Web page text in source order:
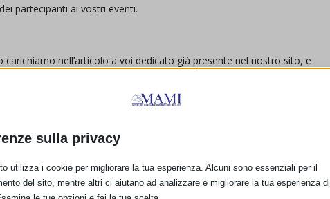
partecipanti ai vostri eventi.
nell’articolo a voi dedicato già presente nel nostro sito, e
e ve lo inviamo via mail (vedi fac-simile qui sopra)
la programmazione nei dettagli ed infine la realizzazione delle
le modalità che più vi hanno permesso di centrare il bersaglio,
potuto migliorare, permetterà al MAMI e a tutte le realtà
sulla privacy
utilizza i cookie per migliorare la tua esperienza. Alcuni sono essenziali per il
del sito, mentre altri ci aiutano ad analizzare e migliorare la tua esperienza di